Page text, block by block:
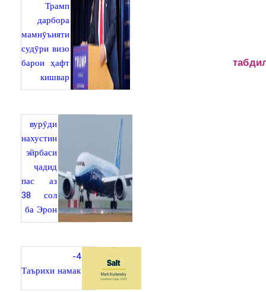
Трамп
дарбора
мамнӯъияти
судӯри визо
барои ҳафт
кишвар
вурӯди
нахустин
эйрбаси
ҷадид
пас аз
38 сол
ба Эрон
4-
Таърихи намак